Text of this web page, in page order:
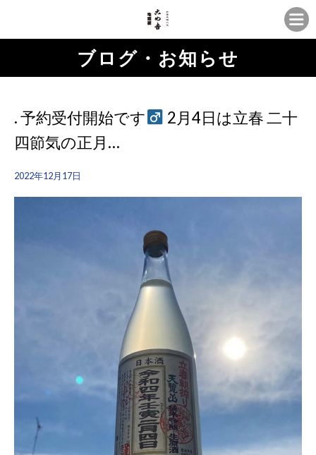
ブログ・お知らせ
. 予約受付開始です‍
2月4日は立春 二十
四節気の正月…
2022年12月17日